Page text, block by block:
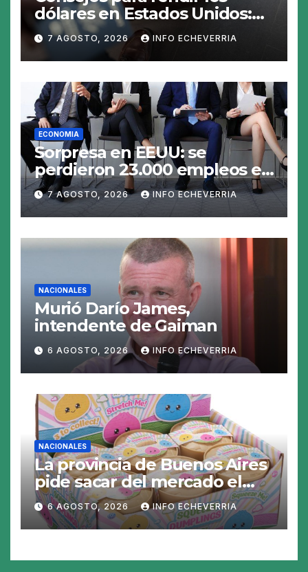
dólares en Estados Unidos:
claves para no gastar de más
en el viaje
7 AGOSTO, 2026 INFO ECHEVERRIA
ECONOMIA
Sorpresa en EEUU: se
perdieron 23.000 empleos en
julio y el mercado recalcula
las perspectivas para las
tasas
7 AGOSTO, 2026 INFO ECHEVERRIA
NACIONALES
Murió Darío James,
intendente de Gaiman
6 AGOSTO, 2026 INFO ECHEVERRIA
NACIONALES
La provincia de Buenos Aires
pide sacar del mercado el
«Squeezy Dumpling», un
juguete «tóxico»
6 AGOSTO, 2026 INFO ECHEVERRIA